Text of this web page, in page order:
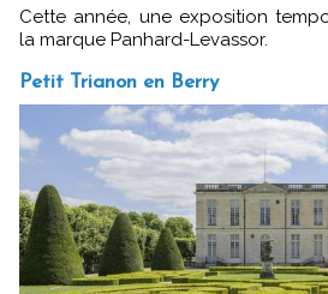
Cette année, une exposition
la marque Panhard-Levassor.
Petit Trianon en Berry